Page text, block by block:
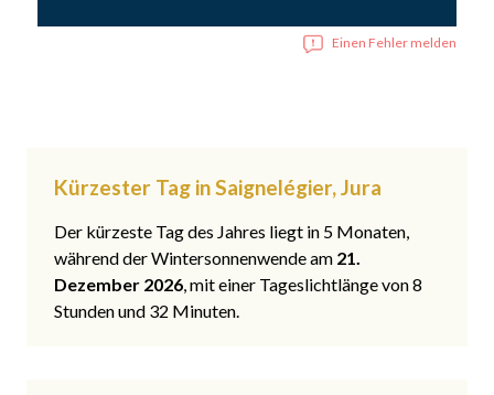
Einen Fehler melden
Kürzester Tag in Saignelégier, Jura
Der kürzeste Tag des Jahres liegt in 5 Monaten,
während der Wintersonnenwende am 21.
Dezember 2026, mit einer Tageslichtlänge von 8
Stunden und 32 Minuten.